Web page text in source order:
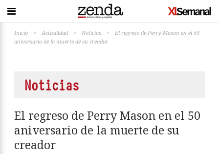
Inicio > Actualidad > Noticias >
El regreso de Perry Mason en el 50
aniversario de la muerte de su creador
Noticias
El regreso de Perry Mason en el 50
aniversario de la muerte de su
creador